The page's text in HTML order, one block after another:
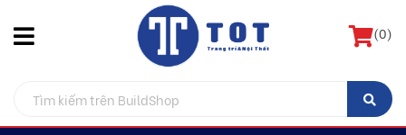
(0)